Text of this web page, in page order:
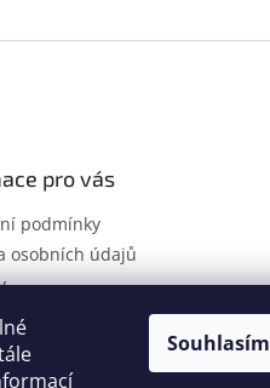
Souhlasím
v
í
r
v
k
y
pro vás
podmínky
osobních údajů